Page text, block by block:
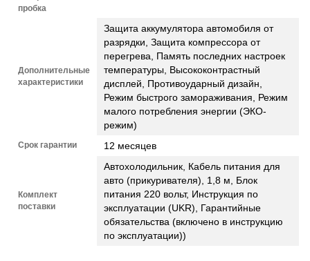
пробка
Дополнительные
характеристики
Защита аккумулятора автомобиля от
разрядки, Защита компрессора от
перегрева, Память последних настроек
температуры, Высококонтрастный
дисплей, Противоударный дизайн,
Режим быстрого замораживания, Режим
малого потребления энергии (ЭКО-
режим)
Срок гарантии 12 месяцев
Комплект
поставки
Автохолодильник, Кабель питания для
авто (прикуривателя), 1,8 м, Блок
питания 220 вольт, Инструкция по
эксплуатации (UKR), Гарантийные
обязательства (включено в инструкцию
по эксплуатации))